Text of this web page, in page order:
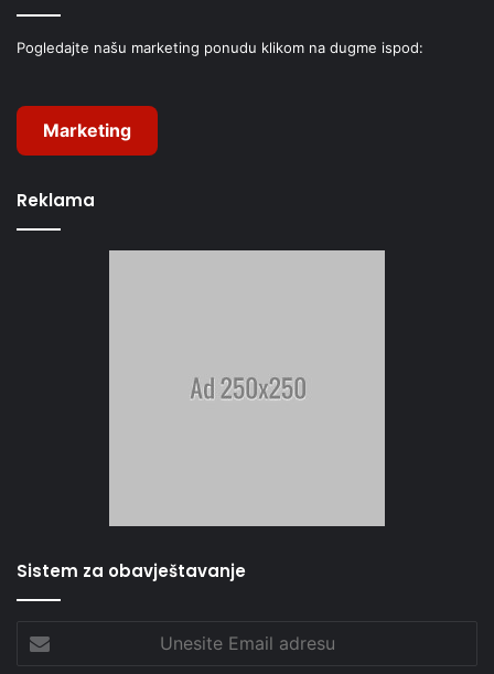
Pogledajte našu marketing ponudu klikom na dugme ispod:
Marketing
Reklama
Sistem za obavještavanje
Email